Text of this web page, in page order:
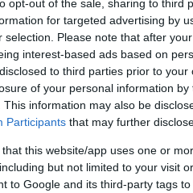
opt-out of the sale, sharing to third
for targeted advertising by
selection. Please note that after
interest-based ads based on
to third parties prior to
of your personal information
This information may also be
Participants that may further
that this website/app uses one or
but not limited to your visit
to Google and its third-party tags
kialakítása a
székhelyű PARTNER Építő
írták alá a
– ezt a címet kapta a
a Jövőnk Energiája